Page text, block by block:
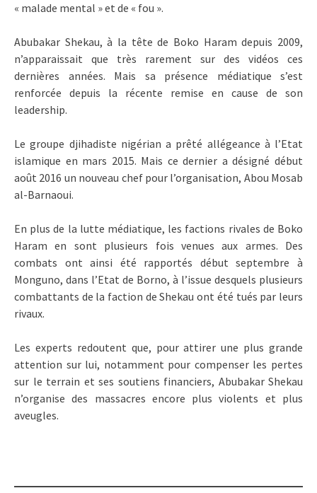
« malade mental » et de « fou ».
Abubakar Shekau, à la tête de Boko Haram depuis 2009,
n’apparaissait que très rarement sur des vidéos ces
dernières années. Mais sa présence médiatique s’est
renforcée depuis la récente remise en cause de son
leadership.
Le groupe djihadiste nigérian a prêté allégeance à l’Etat
islamique en mars 2015. Mais ce dernier a désigné début
août 2016 un nouveau chef pour l’organisation, Abou Mosab
al-Barnaoui.
En plus de la lutte médiatique, les factions rivales de Boko
Haram en sont plusieurs fois venues aux armes. Des
combats ont ainsi été rapportés début septembre à
Monguno, dans l’Etat de Borno, à l’issue desquels plusieurs
combattants de la faction de Shekau ont été tués par leurs
rivaux.
Les experts redoutent que, pour attirer une plus grande
attention sur lui, notamment pour compenser les pertes
sur le terrain et ses soutiens financiers, Abubakar Shekau
n’organise des massacres encore plus violents et plus
aveugles.